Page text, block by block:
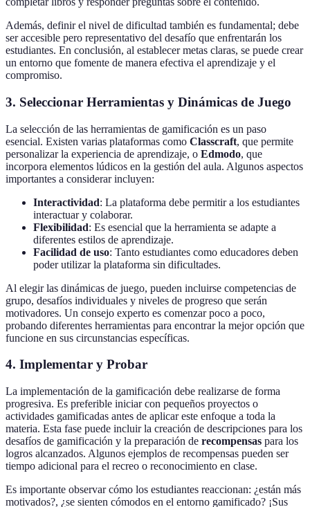
Además, definir el nivel de dificultad también es fundamental; debe
ser accesible pero representativo del desafío que enfrentarán los
estudiantes. En conclusión, al establecer metas claras, se puede crear
un entorno que fomente de manera efectiva el aprendizaje y el
compromiso.
3. Seleccionar Herramientas y Dinámicas de Juego
La selección de las herramientas de gamificación es un paso
esencial. Existen varias plataformas como Classcraft, que permite
personalizar la experiencia de aprendizaje, o Edmodo, que
incorpora elementos lúdicos en la gestión del aula. Algunos aspectos
importantes a considerar incluyen:
Interactividad: La plataforma debe permitir a los estudiantes
interactuar y colaborar.
Flexibilidad: Es esencial que la herramienta se adapte a
diferentes estilos de aprendizaje.
Facilidad de uso: Tanto estudiantes como educadores deben
poder utilizar la plataforma sin dificultades.
Al elegir las dinámicas de juego, pueden incluirse competencias de
grupo, desafíos individuales y niveles de progreso que serán
motivadores. Un consejo experto es comenzar poco a poco,
probando diferentes herramientas para encontrar la mejor opción que
funcione en sus circunstancias específicas.
4. Implementar y Probar
La implementación de la gamificación debe realizarse de forma
progresiva. Es preferible iniciar con pequeños proyectos o
actividades gamificadas antes de aplicar este enfoque a toda la
materia. Esta fase puede incluir la creación de descripciones para los
desafíos de gamificación y la preparación de recompensas para los
logros alcanzados. Algunos ejemplos de recompensas pueden ser
tiempo adicional para el recreo o reconocimiento en clase.
Es importante observar cómo los estudiantes reaccionan: ¿están más
motivados?, ¿se sienten cómodos en el entorno gamificado? ¡Sus